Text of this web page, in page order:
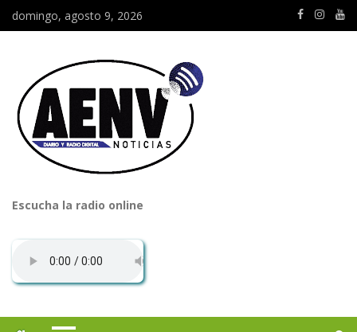
domingo, agosto 9, 2026
Escucha la radio online